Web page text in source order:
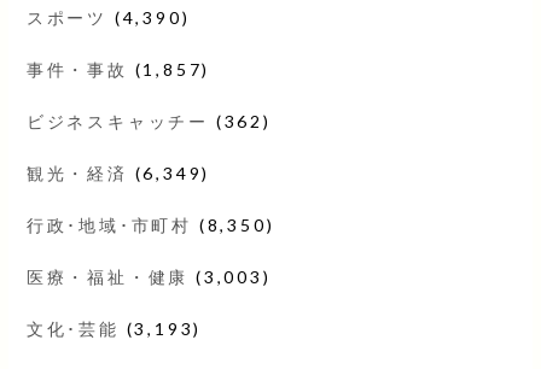
スポーツ (4,390)
事件・事故 (1,857)
ビジネスキャッチー (362)
観光・経済 (6,349)
行政･地域･市町村 (8,350)
医療・福祉・健康 (3,003)
文化･芸能 (3,193)